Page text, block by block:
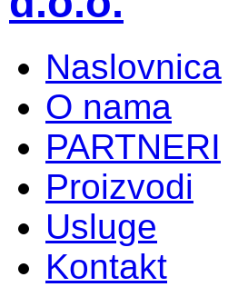
Naslovnica
O nama
PARTNERI
Proizvodi
Usluge
Kontakt